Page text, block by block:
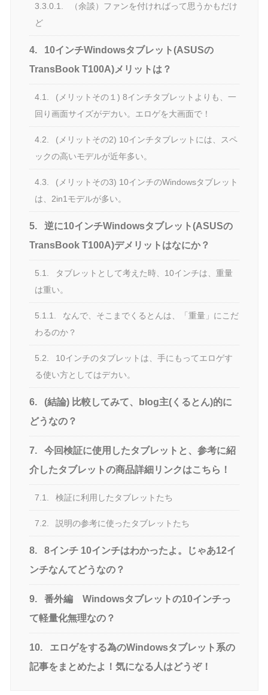
3.3.0.1.
（余談）ファンを付ければって思うかもだけ
ど
4.
10インチWindowsタブレット(ASUSの
TransBook T100A)メリットは？
4.1.
(メリットその１) 8インチタブレットよりも、一
回り画面サイズがデカい。エロゲを大画面で！
4.2.
(メリットその2) 10インチタブレットには、スペ
ックの高いモデルが近年多い。
4.3.
(メリットその3) 10インチのWindowsタブレット
は、2in1モデルが多い。
5.
逆に10インチWindowsタブレット(ASUSの
TransBook T100A)デメリットはなにか？
5.1.
タブレットとして考えた時、10インチは、重量
は重い。
5.1.1.
なんで、そこまでくるとんは、「重量」にこだ
わるのか？
5.2.
10インチのタブレットは、手にもってエロゲす
る使い方としてはデカい。
6.
(結論) 比較してみて、blog主(くるとん)的に
どうなの？
7.
今回検証に使用したタブレットと、参考に紹
介したタブレットの商品詳細リンクはこちら！
7.1. 検証に利用したタブレットたち
7.2. 説明の参考に使ったタブレットたち
8.
8インチ 10インチはわかったよ。じゃあ12イ
ンチなんてどうなの？
9.
番外編 Windowsタブレットの10インチっ
て軽量化無理なの？
10.
エロゲをする為のWindowsタブレット系の
記事をまとめたよ！気になる人はどうぞ！